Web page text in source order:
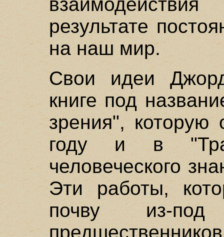
результате
на наш мир.
Свои идеи
книге под
зрения", которую
году и в
человеческого
Эти работы,
почву из-